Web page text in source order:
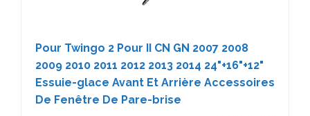
Pour Twingo 2 Pour II CN GN 2007 2008
2009 2010 2011 2012 2013 2014 24"+16"+12"
Essuie-glace Avant Et Arrière Accessoires
De Fenêtre De Pare-brise